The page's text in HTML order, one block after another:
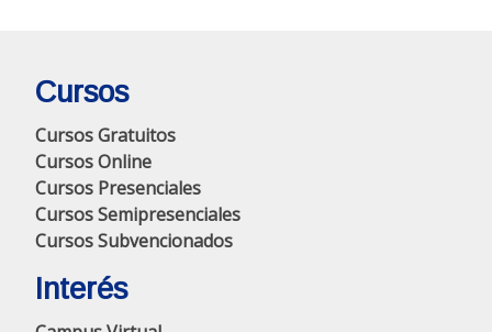
Cursos
Cursos Gratuitos
Cursos Online
Cursos Presenciales
Cursos Semipresenciales
Cursos Subvencionados
Interés